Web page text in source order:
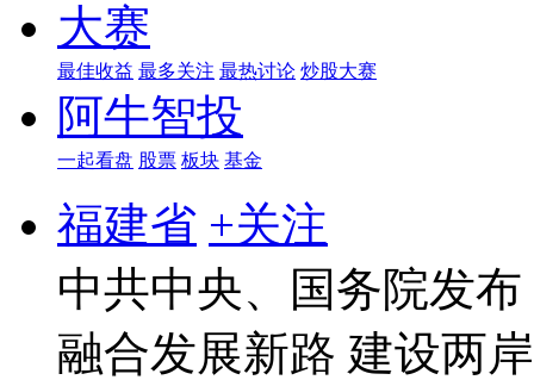
大赛
最佳收益 最多关注 最热讨论 炒股大赛
阿牛智投
一起看盘 股票 板块 基金
福建省 +关注
中共中央、国务院发
融合发展新路 建设两